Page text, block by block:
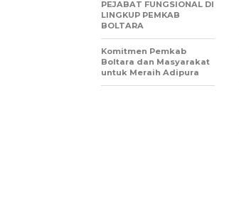
PEJABAT FUNGSIONAL DI
LINGKUP PEMKAB
BOLTARA
Komitmen Pemkab
Boltara dan Masyarakat
untuk Meraih Adipura